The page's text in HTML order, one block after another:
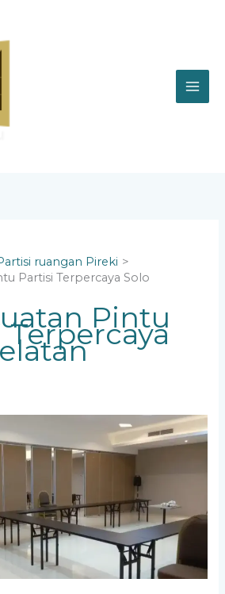
ruangan Pireki
Partisi Terpercaya Solo
Pintu
Terpercaya